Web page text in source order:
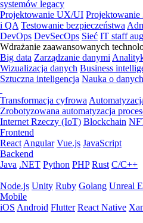
systemów legacy
Projektowanie UX/UI Projektowanie
i QA Testowanie bezpieczeństwa
DevOps DevSecOps Sieć IT staff
Wdrażanie zaawansowanych
Big data Zarządzanie danymi
Wizualizacja danych Business
Sztuczna inteligencja Nauka o danych
Transformacja cyfrowa
Zrobotyzowana automatyzacja
Internet Rzeczy (IoT) Blockchain
Frontend
React Angular Vue.js JavaScript
Backend
Java .NET Python PHP Rust C/C++
Node.js Unity Ruby Golang Unreal
Mobile
iOS Android Flutter React Native